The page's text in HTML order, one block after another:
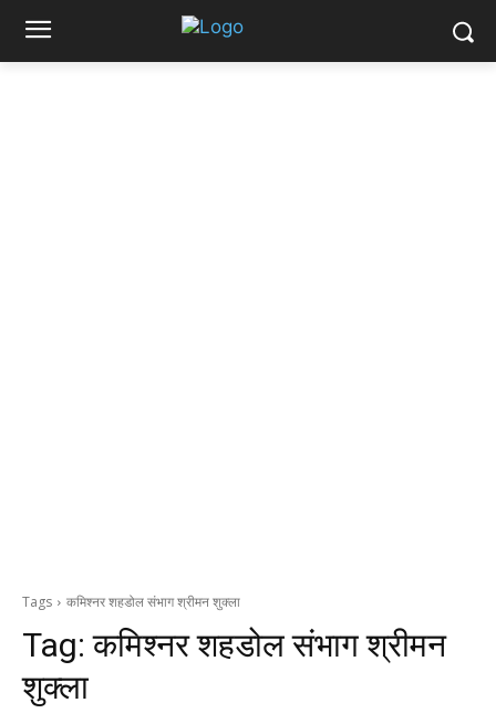
Tags कमिश्नर शहडोल संभाग श्रीमन शुक्ला
Tag:कमिश्नर शहडोल संभाग श्रीमन
शुक्ला